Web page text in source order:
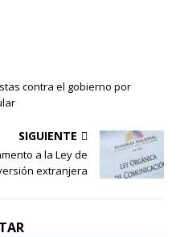
contra el gobierno por
SIGUIENTE
a la Ley de
extranjera